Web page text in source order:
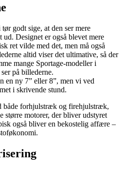
godt sige, at den ser mere
Designet er også blevet mere
ret vilde med det, men må også
altid viser det ultimative, så der
mange Sportage-modeller i
på billederne.
en ny 7” eller 8”, men vi ved
i skrivende stund.
både forhjulstræk og firehjulstræk,
større motorer, der bliver udstyret
også bliver en bekostelig affære –